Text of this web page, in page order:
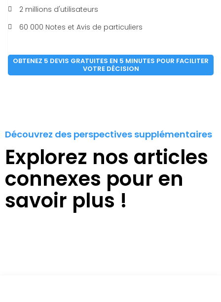
2 millions d'utilisateurs
60 000 Notes et Avis de particuliers
OBTENEZ 5 DEVIS GRATUITES EN 5 MINUTES POUR FACILITER
VOTRE DÉCISION
Découvrez des perspectives supplémentaires
Explorez nos articles
connexes pour en
savoir plus !